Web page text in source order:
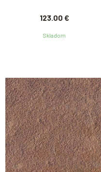
123.00 €
Skladom